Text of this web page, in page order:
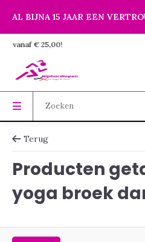
AL BIJNA 15 JAAR EEN
GRATIS verzending vanaf € 25,00!
Terug
Producten
yoga broek